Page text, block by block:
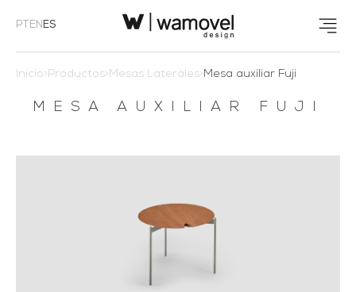
PT EN ES
Inicio>Productos>Mesas Laterales>Mesa auxiliar Fuji
MESA AUXILIAR FUJI